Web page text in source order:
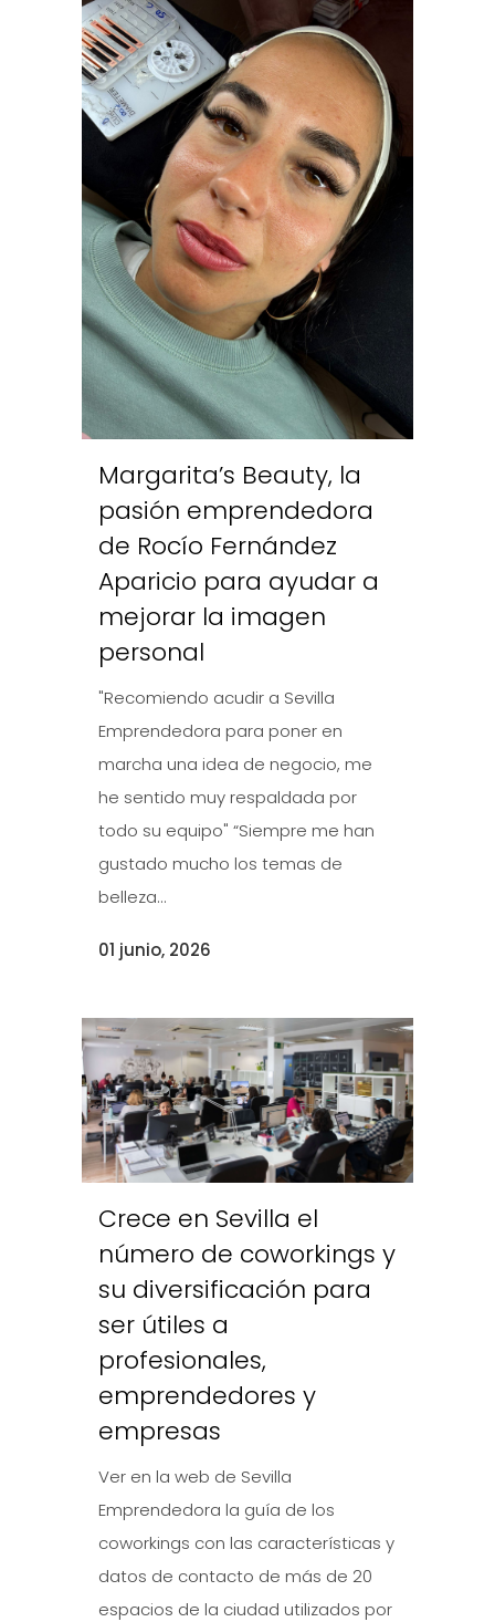
Margarita’s Beauty, la
pasión emprendedora
de Rocío Fernández
Aparicio para ayudar a
mejorar la imagen
personal
"Recomiendo acudir a Sevilla
Emprendedora para poner en
marcha una idea de negocio, me
he sentido muy respaldada por
todo su equipo" “Siempre me han
gustado mucho los temas de
belleza...
01 junio, 2026
Crece en Sevilla el
número de coworkings y
su diversificación para
ser útiles a
profesionales,
emprendedores y
empresas
Ver en la web de Sevilla
Emprendedora la guía de los
coworkings con las características y
datos de contacto de más de 20
espacios de la ciudad utilizados por